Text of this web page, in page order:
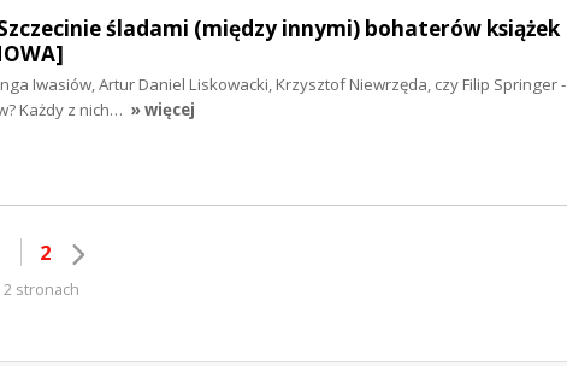
śladami (między innymi) bohaterów książek
Iwasiów, Artur Daniel Liskowacki, Krzysztof Niewrzęda, czy Filip Springer -
Każdy z nich… » więcej
2
2 stronach